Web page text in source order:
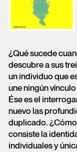
¿Qué sucede
descubre a sus
un individuo que
une ningún
Ése es el
nuevo las
duplicado.
consiste la
individuales y